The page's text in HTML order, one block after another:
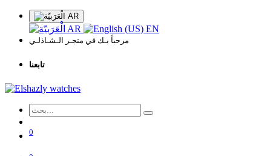
AR
AR EN
مرحباً بـك في متجـر الـشـاذلـي
تابعنا
0